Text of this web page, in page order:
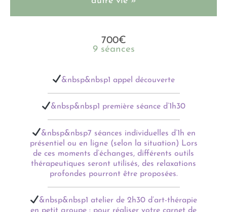
700€
9 séances
&nbsp&nbsp1 appel découverte
&nbsp&nbsp1 première séance d’1h30
&nbsp&nbsp7 séances individuelles d’1h en
présentiel ou en ligne (selon la situation) Lors
de ces moments d’échanges, différents outils
thérapeutiques seront utilisés, des relaxations
profondes pourront être proposées.
&nbsp&nbsp1 atelier de 2h30 d’art-thérapie